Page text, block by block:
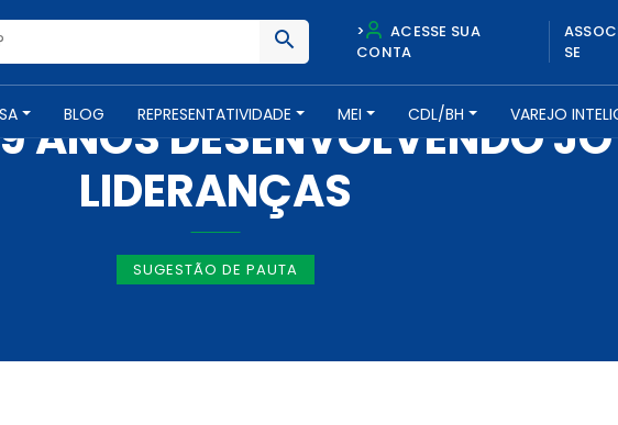
>
ACESSE SUA
CONTA
SE
BLOG REPRESENTATIVIDADE MEI CDL/BH VAREJO
IMPRENSA -26 DE SETEMBRO DE 2017
ANOS DESENVOLVENDO
LIDERANÇAS
SUGESTÃO DE PAUTA